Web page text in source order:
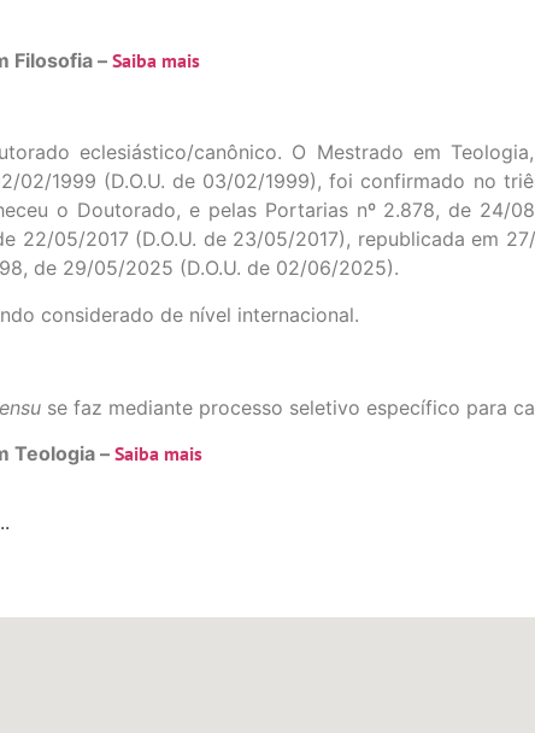
Filosofia –Saiba mais
eclesiástico/canônico. O Mestrado em
02/1999 (D.O.U. de 03/02/1999), foi confirmado no
o Doutorado, e pelas Portarias nº 2.878, de 24/
22/05/2017 (D.O.U. de 23/05/2017), republicada em
de 29/05/2025 (D.O.U. de 02/06/2025).
considerado de nível internacional.
se faz mediante processo seletivo específico para
Teologia – Saiba mais